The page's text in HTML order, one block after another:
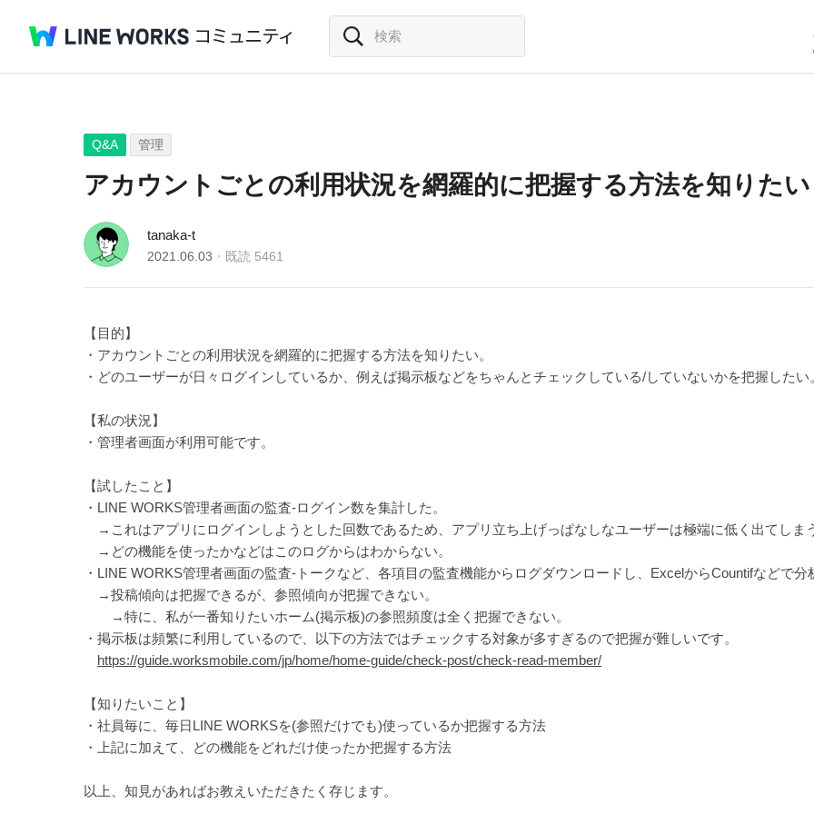
Q&A 管理
アカウントごとの利用状況を網羅的に把握する方法を知りたい
tanaka-t
2021.06.03 既読 5461
【目的】
・アカウントごとの利用状況を網羅的に把握する方法を知りたい。
・どのユーザーが日々ログインしているか、例えば掲示板などをちゃんとチェックしている/していないかを把握したい
【私の状況】
・管理者画面が利用可能です。
【試したこと】
・LINE WORKS管理者画面の監査-ログイン数を集計した。
→これはアプリにログインしようとした回数であるため、アプリ立ち上げっぱなしなユーザーは極端に低く出てしま
→どの機能を使ったかなどはこのログからはわからない。
・LINE WORKS管理者画面の監査-トークなど、各項目の監査機能からログダウンロードし、ExcelからCountifなどで分
→投稿傾向は把握できるが、参照傾向が把握できない。
→特に、私が一番知りたいホーム(掲示板)の参照頻度は全く把握できない。
・掲示板は頻繁に利用しているので、以下の方法ではチェックする対象が多すぎるので把握が難しいです。
https://guide.worksmobile.com/jp/home/home-guide/check-post/check-read-member/
【知りたいこと】
・社員毎に、毎日LINE WORKSを(参照だけでも)使っているか把握する方法
・上記に加えて、どの機能をどれだけ使ったか把握する方法
以上、知見があればお教えいただきたく存じます。